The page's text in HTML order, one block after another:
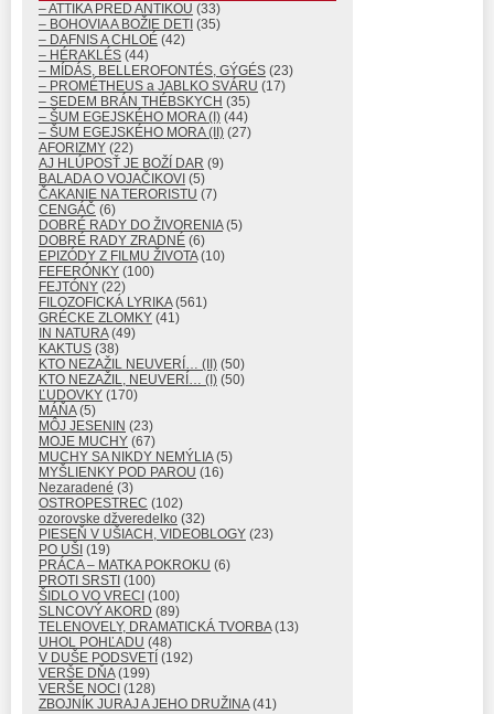
– ATTIKA PRED ANTIKOU (33)
– BOHOVIA A BOŽIE DETI (35)
– DAFNIS A CHLOÉ (42)
– HÉRAKLÉS (44)
– MÍDÁS, BELLEROFONTÉS, GÝGÉS (23)
– PROMÉTHEUS a JABLKO SVÁRU (17)
– SEDEM BRÁN THÉBSKYCH (35)
– ŠUM EGEJSKÉHO MORA (I) (44)
– ŠUM EGEJSKÉHO MORA (II) (27)
AFORIZMY (22)
AJ HLÚPOSŤ JE BOŽÍ DAR (9)
BALADA O VOJAČIKOVI (5)
ČAKANIE NA TERORISTU (7)
CENGÁČ (6)
DOBRÉ RADY DO ŽIVORENIA(5)
DOBRÉ RADY ZRADNÉ (6)
EPIZÓDY Z FILMU ŽIVOTA(10)
FEFERÓNKY (100)
FEJTÓNY (22)
FILOZOFICKÁ LYRIKA(561)
GRÉCKE ZLOMKY (41)
IN NATURA(49)
KAKTUS (38)
KTO NEZAŽIL NEUVERÍ… (II) (50)
KTO NEZAŽIL, NEUVERÍ… (I) (50)
ĽUDOVKY (170)
MÁŇA(5)
MÔJ JESENIN (23)
MOJE MUCHY (67)
MUCHY SA NIKDY NEMÝLIA(5)
MYŠLIENKY POD PAROU (16)
Nezaradené (3)
OSTROPESTREC (102)
ozorovske džveredelko (32)
PIESEŇ V UŠIACH, VIDEOBLOGY (23)
PO UŠI (19)
PRÁCA – MATKA POKROKU (6)
PROTI SRSTI (100)
ŠIDLO VO VRECI (100)
SLNCOVÝ AKORD (89)
TELENOVELY, DRAMATICKÁ TVORBA(13)
UHOL POHĽADU (48)
V DUŠE PODSVETÍ (192)
VERŠE DŇA(199)
VERŠE NOCI (128)
ZBOJNÍK JURAJ A JEHO DRUŽINA(41)